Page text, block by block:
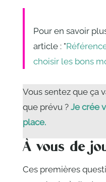
Pour en savoir
article : "
choisir les bons
Vous sentez que ça
que prévu ? Je crée
place.
À vous de
Ces premières